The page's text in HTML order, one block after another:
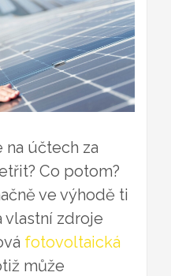
účtech za
Co potom?
ve výhodě ti
vlastní zdroje
fotovoltaická
může